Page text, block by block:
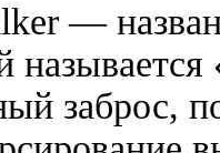
—
называется
заброс,